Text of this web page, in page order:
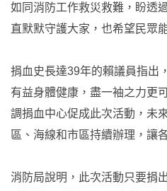
如同消防工作救災救難，盼透
直默默守護大家，也希望民眾
捐血史長達39年的賴議員指出
有益身體健康，盡一袖之力更
調捐血中心促成此次活動，未
區、海線和市區持續辦理，讓
消防局說明，此次活動只要捐